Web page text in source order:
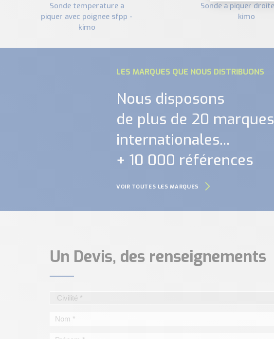
sonde temperature a
piquer avec poignee sfpp -
kimo
sonde a piquer droite sfp -
kimo
LES MARQUES QUE NOUS DISTRIBUONS
Nous disposons
de plus de 20 marques
internationales...
+ 10 000 références
VOIR TOUTES LES MARQUES
Un Devis, des renseignements